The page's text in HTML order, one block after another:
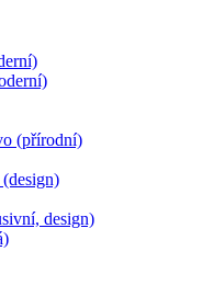
(přírodní)
design)